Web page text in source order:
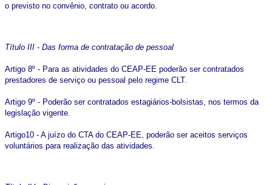
o previsto no convênio, contrato ou acordo.
Título III - Das forma de contratação de pessoal
Artigo 8º - Para as atividades do CEAP-EE poderão ser contratados
prestadores de serviço ou pessoal pelo regime CLT.
Artigo 9º - Poderão ser contratados estagiários-bolsistas, nos termos da
legislação vigente.
Artigo10 - A juízo do CTA do CEAP-EE, poderão ser aceitos serviços
voluntários para realização das atividades.